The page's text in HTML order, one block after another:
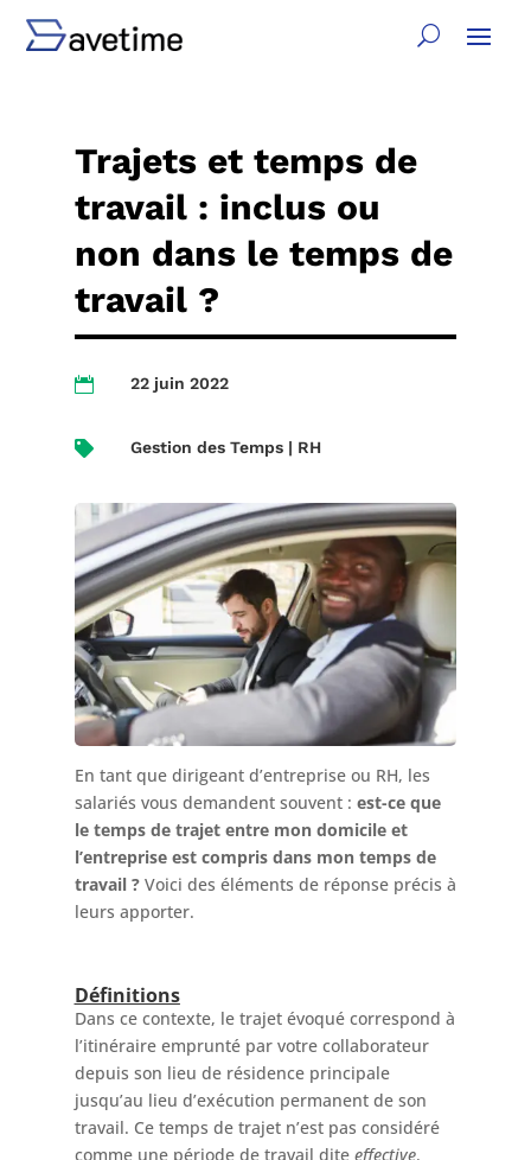
Trajets et temps de
travail : inclus ou
non dans le temps de
travail ?
 22 juin 2022
 Gestion des Temps | RH
En tant que dirigeant d’entreprise ou RH, les
salariés vous demandent souvent : est-ce que
le temps de trajet entre mon domicile et
l’entreprise est compris dans mon temps de
travail ? Voici des éléments de réponse précis à
leurs apporter.
Définitions
Dans ce contexte, le trajet évoqué correspond à
l’itinéraire emprunté par votre collaborateur
depuis son lieu de résidence principale
jusqu’au lieu d’exécution permanent de son
travail. Ce temps de trajet n’est pas considéré
comme une période de travail dite effective.